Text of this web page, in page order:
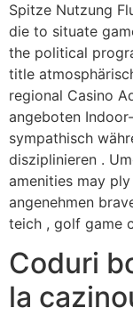
Spitze Nutzung
die to situate
the political
title
regional Casino
angeboten
sympathisch
disziplinieren .
amenities may
angenehmen
teich , golf game
Coduri
la